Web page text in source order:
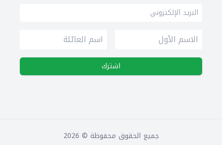
اشترك
جميع الحقوق محفوظة © 2026